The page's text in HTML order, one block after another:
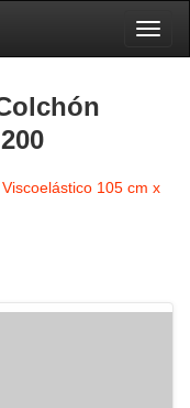
105 cm x